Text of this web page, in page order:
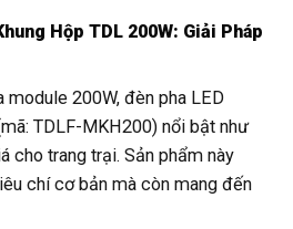
Hộp TDL 200W: Giải Pháp
module 200W, đèn pha LED
TDLF-MKH200) nổi bật như
cho trang trại. Sản phẩm này
chí cơ bản mà còn mang đến